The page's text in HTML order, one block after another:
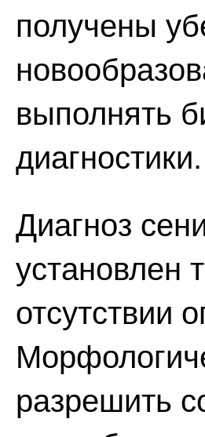
получены
выполнять
диагностики.
Диагноз
установлен
отсутствии
разрешить